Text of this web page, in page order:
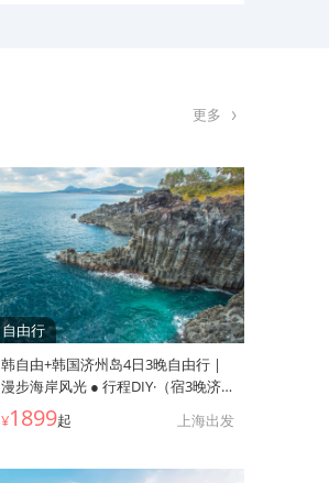
更多
自由行
韩自由+韩国济州岛4日3晚自由行 |
漫步海岸风光 ● 行程DIY·（宿3晚济
州市区四钻酒店+含托运行李10公斤
+济州机场接机+免税店折扣卡）
¥1899起 上海出发